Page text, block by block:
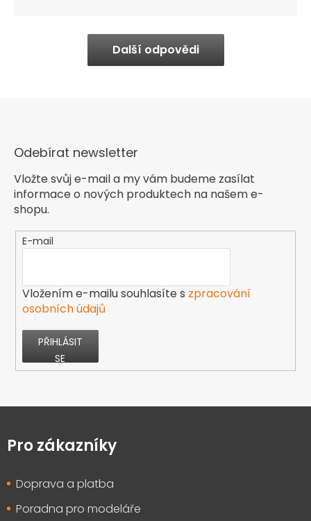
Další odpovědi
Odebírat newsletter
Vložte svůj e-mail a my vám budeme zasílat
informace o nových produktech na našem e-
shopu.
E-mail
Vložením e-mailu souhlasíte s zpracování
osobních údajů
PŘIHLÁSIT
SE
Z
pPro zákazníky
Doprava a platba
Poradna pro modeláře